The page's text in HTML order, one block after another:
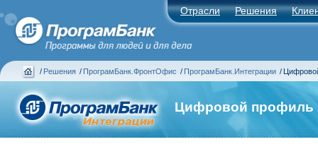
Отрасли Решения
/ Решения / ПрограмБанк.ФронтОфис / ПрограмБанк.Интеграции /
Цифровой профиль